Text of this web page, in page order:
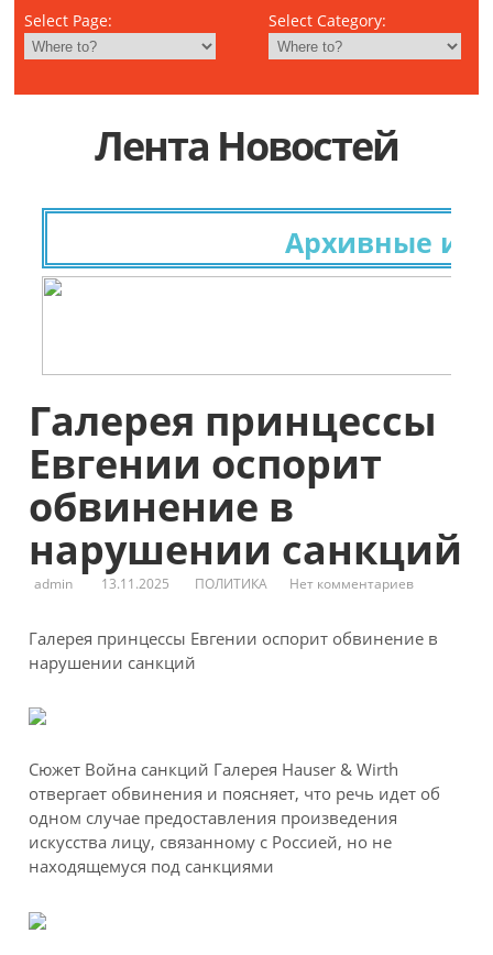
Select Page: Select Category:
Лента Новостей
Архивные
Галерея принцессы
Евгении оспорит
обвинение в
нарушении санкций
admin 13.11.2025 ПОЛИТИКА Нет комментариев
Галерея принцессы Евгении оспорит обвинение в
нарушении санкций
Сюжет Война санкций Галерея Hauser & Wirth
отвергает обвинения и поясняет, что речь идет об
одном случае предоставления произведения
искусства лицу, связанному с Россией, но не
находящемуся под санкциями